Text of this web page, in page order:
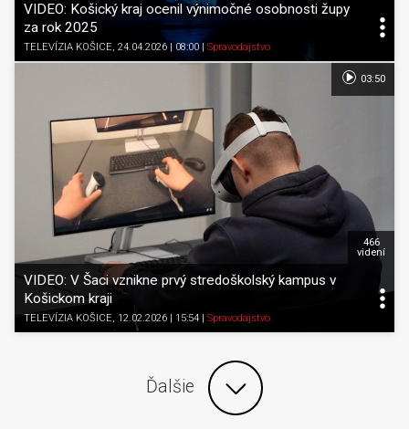
VIDEO: Košický kraj ocenil výnimočné osobnosti župy
za rok 2025
TELEVÍZIA KOŠICE, 24.04.2026 | 08:00| Spravodajstvo
VIDEO: V Šaci vznikne prvý stredoškolský kampus v
Košickom kraji
TELEVÍZIA KOŠICE, 12.02.2026 | 15:54 Spravodajstvo
466
videní
03:50
Ďalšie